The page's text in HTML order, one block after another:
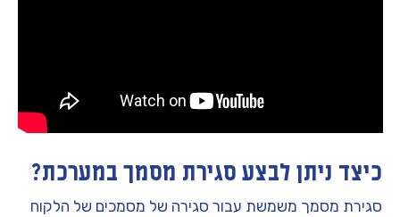
כיצד ניתן לבצע סגירת מסמך במערכת?
סגירת מסמך משמשת עבור סגירה של מסמכים של הלקוח